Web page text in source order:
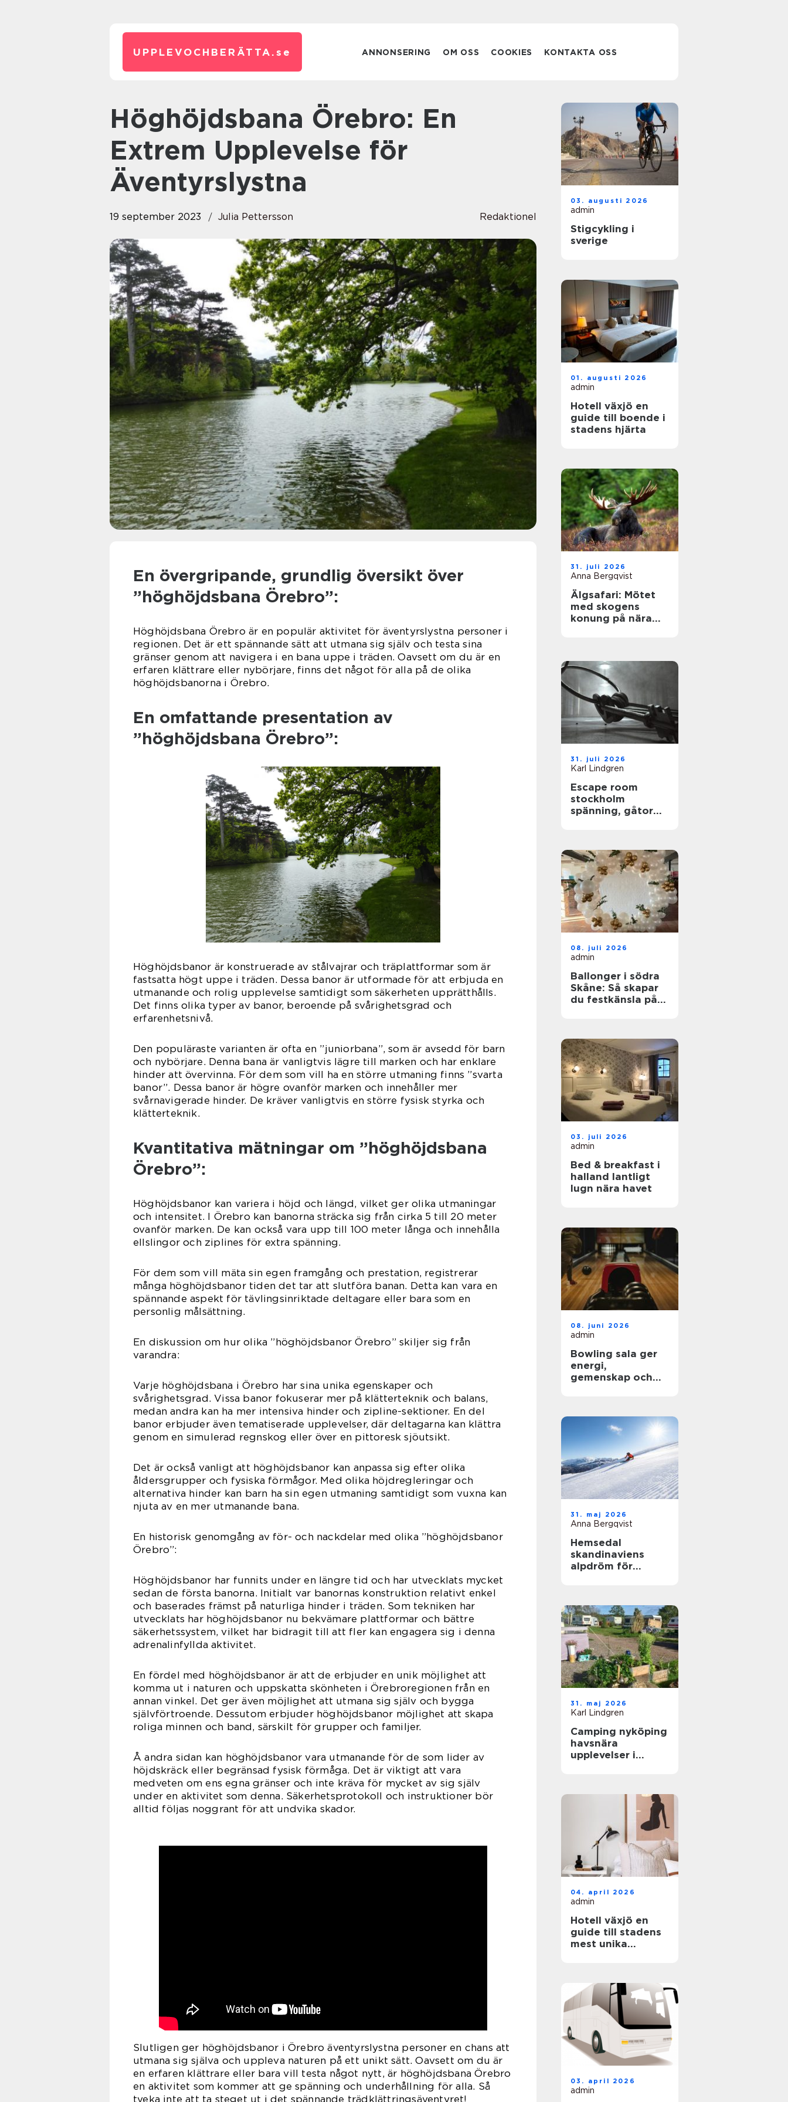
UPPLEVOCHBERÄTTA. se ANNONSERING OM OSS COOKIES KONTAKTA OSS
Höghöjdsbana Örebro: En
Extrem Upplevelse för
Äventyrslystna
19 september 2023 Julia Pettersson Redaktionel
En övergripande, grundlig översikt över
”höghöjdsbana Örebro”:
Höghöjdsbana Örebro är en populär aktivitet för äventyrslystna personer i
regionen. Det är ett spännande sätt att utmana sig själv och testa sina
gränser genom att navigera i en bana uppe i träden. Oavsett om du är en
erfaren klättrare eller nybörjare, finns det något för alla på de olika
höghöjdsbanorna i Örebro.
En omfattande presentation av
”höghöjdsbana Örebro”:
Höghöjdsbanor är konstruerade av stålvajrar och träplattformar som är
fastsatta högt uppe i träden. Dessa banor är utformade för att erbjuda en
utmanande och rolig upplevelse samtidigt som säkerheten upprätthålls.
Det finns olika typer av banor, beroende på svårighetsgrad och
erfarenhetsnivå.
Den populäraste varianten är ofta en ”juniorbana”, som är avsedd för barn
och nybörjare. Denna bana är vanligtvis lägre till marken och har enklare
hinder att övervinna. För dem som vill ha en större utmaning finns ”svarta
banor”. Dessa banor är högre ovanför marken och innehåller mer
svårnavigerade hinder. De kräver vanligtvis en större fysisk styrka och
klätterteknik.
Kvantitativa mätningar om ”höghöjdsbana
Örebro”:
Höghöjdsbanor kan variera i höjd och längd, vilket ger olika utmaningar
och intensitet. I Örebro kan banorna sträcka sig från cirka 5 till 20 meter
ovanför marken. De kan också vara upp till 100 meter långa och innehålla
ellslingor och ziplines för extra spänning.
För dem som vill mäta sin egen framgång och prestation, registrerar
många höghöjdsbanor tiden det tar att slutföra banan. Detta kan vara en
spännande aspekt för tävlingsinriktade deltagare eller bara som en
personlig målsättning.
En diskussion om hur olika ”höghöjdsbanor Örebro” skiljer sig från
varandra:
Varje höghöjdsbana i Örebro har sina unika egenskaper och
svårighetsgrad. Vissa banor fokuserar mer på klätterteknik och balans,
medan andra kan ha mer intensiva hinder och zipline-sektioner. En del
banor erbjuder även tematiserade upplevelser, där deltagarna kan klättra
genom en simulerad regnskog eller över en pittoresk sjöutsikt.
Det är också vanligt att höghöjdsbanor kan anpassa sig efter olika
åldersgrupper och fysiska förmågor. Med olika höjdregleringar och
alternativa hinder kan barn ha sin egen utmaning samtidigt som vuxna kan
njuta av en mer utmanande bana.
En historisk genomgång av för- och nackdelar med olika ”höghöjdsbanor
Örebro”:
Höghöjdsbanor har funnits under en längre tid och har utvecklats mycket
sedan de första banorna. Initialt var banornas konstruktion relativt enkel
och baserades främst på naturliga hinder i träden. Som tekniken har
utvecklats har höghöjdsbanor nu bekvämare plattformar och bättre
säkerhetssystem, vilket har bidragit till att fler kan engagera sig i denna
adrenalinfyllda aktivitet.
En fördel med höghöjdsbanor är att de erbjuder en unik möjlighet att
komma ut i naturen och uppskatta skönheten i Örebroregionen från en
annan vinkel. Det ger även möjlighet att utmana sig själv och bygga
självförtroende. Dessutom erbjuder höghöjdsbanor möjlighet att skapa
roliga minnen och band, särskilt för grupper och familjer.
Å andra sidan kan höghöjdsbanor vara utmanande för de som lider av
höjdskräck eller begränsad fysisk förmåga. Det är viktigt att vara
medveten om ens egna gränser och inte kräva för mycket av sig själv
under en aktivitet som denna. Säkerhetsprotokoll och instruktioner bör
alltid följas noggrant för att undvika skador.
Slutligen ger höghöjdsbanor i Örebro äventyrslystna personer en chans att
utmana sig själva och uppleva naturen på ett unikt sätt. Oavsett om du är
en erfaren klättrare eller bara vill testa något nytt, är höghöjdsbana Örebro
en aktivitet som kommer att ge spänning och underhållning för alla. Så
tveka inte att ta steget ut i det spännande trädklättringsäventyret!
03. augusti 2026
admin
Stigcykling i
sverige
01. augusti 2026
admin
Hotell växjö en
guide till boende i
stadens hjärta
31. juli 2026
Anna Bergqvist
Älgsafari: Mötet
med skogens
konung på nära
31. juli 2026
Karl Lindgren
Escape room
stockholm
spänning, gåtor
08. juli 2026
admin
Ballonger i södra
Skåne: Så skapar
du festkänsla på
03. juli 2026
admin
Bed & breakfast i
halland lantligt
lugn nära havet
08. juni 2026
admin
Bowling sala ger
energi,
gemenskap och
31. maj 2026
Anna Bergqvist
Hemsedal
skandinaviens
alpdröm för
31. maj 2026
Karl Lindgren
Camping nyköping
havsnära
upplevelser i
04. april 2026
admin
Hotell växjö en
guide till stadens
mest unika
03. april 2026
admin